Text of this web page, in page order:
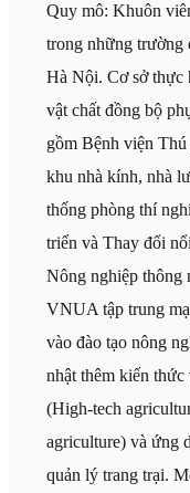
Quy mô: Khuôn
trong những trường
Hà Nội. Cơ sở thực
vật chất đồng bộ
gồm Bệnh viện
khu nhà kính, nhà
thống phòng thí
triển và Thay đổi
Nông nghiệp thông
VNUA tập trung
vào đào tạo nông
nhật thêm kiến
(High-tech
agriculture) và ứng
quản lý trang trại.